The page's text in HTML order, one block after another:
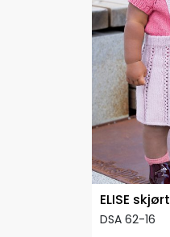
ELISE skjørt
DSA 62-16